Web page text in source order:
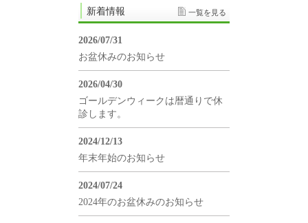
新着情報 一覧を見る
2026/07/31
お盆休みのお知らせ
2026/04/30
ゴールデンウィークは暦通りで休
診します。
2024/12/13
年末年始のお知らせ
2024/07/24
2024年のお盆休みのお知らせ